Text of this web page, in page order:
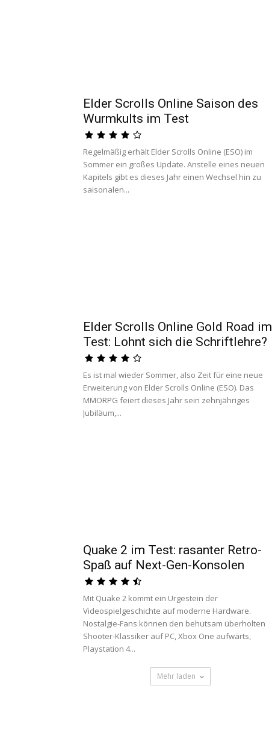
Elder Scrolls Online Saison des
Wurmkults im Test
Regelmäßig erhält Elder Scrolls Online (ESO) im
Sommer ein großes Update. Anstelle eines neuen
Kapitels gibt es dieses Jahr einen Wechsel hin zu
saisonalen...
Elder Scrolls Online Gold Road im
Test: Lohnt sich die Schriftlehre?
Es ist mal wieder Sommer, also Zeit für eine neue
Erweiterung von Elder Scrolls Online (ESO). Das
MMORPG feiert dieses Jahr sein zehnjähriges
Jubiläum,...
Quake 2 im Test: rasanter Retro-
Spaß auf Next-Gen-Konsolen
Mit Quake 2 kommt ein Urgestein der
Videospielgeschichte auf moderne Hardware.
Nostalgie-Fans können den behutsam überholten
Shooter-Klassiker auf PC, Xbox One aufwärts,
Playstation 4...
Mehr laden